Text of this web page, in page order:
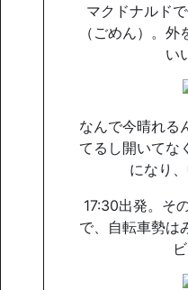
マクドナルド
（ごめん）。
い
なんで今晴れる
てるし開いてな
になり
17:30出発。そ
で、自転車勢は